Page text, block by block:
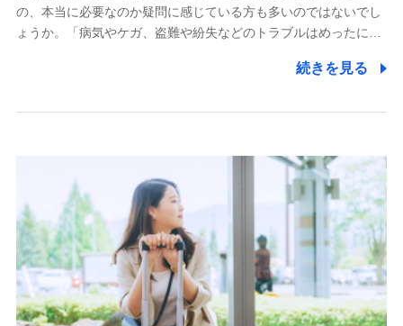
の、本当に必要なのか疑問に感じている方も多いのではないでし
ょうか。「病気やケガ、盗難や紛失などのトラブルはめったに…
続きを見る